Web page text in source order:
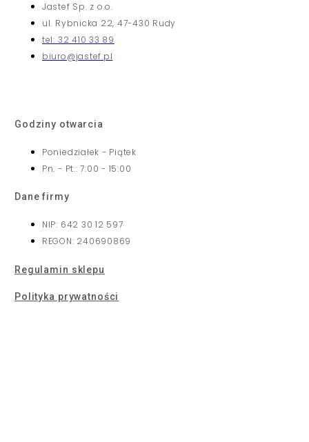
Jastef Sp. z o.o.
ul. Rybnicka 22, 47-430 Rudy
tel: 32 410 33 89
biuro@jastef.pl
Godziny otwarcia
Poniedziałek - Piątek
Pn. - Pt.: 7:00 - 15:00
Dane firmy
NIP: 642 30 12 597
REGON: 240690869
Regulamin sklepu
Polityka prywatności